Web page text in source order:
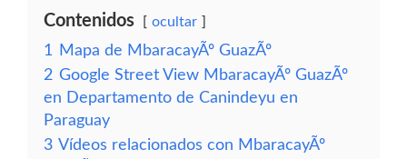
Contenidos ocultar
1
Mapa de MbaracayÃº GuazÃº
2 Google Street View MbaracayÃº GuazÃº
en Departamento de Canindeyu en
Paraguay
3 Vídeos relacionados con MbaracayÃº